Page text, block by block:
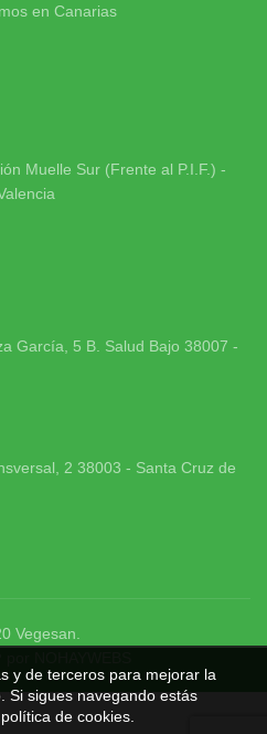
en Canarias
Muelle Sur (Frente al P.I.F.) -
García, 5 B. Salud Bajo 38007 -
2 38003 - Santa Cruz de
Vegesan
y de terceros para mejorar la
Si sigues navegando estás
de cookies.